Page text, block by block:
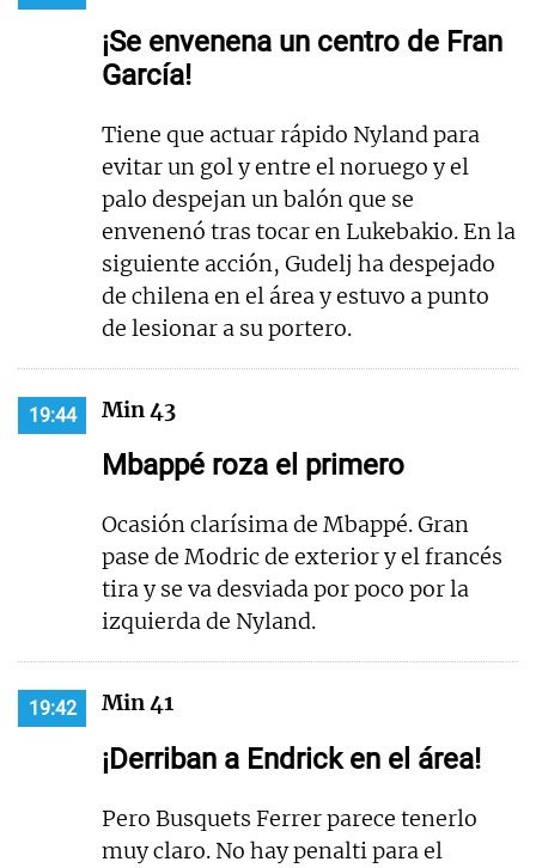
¡Se envenena un centro de Fran
García!
Tiene que actuar rápido Nyland para
evitar un gol y entre el noruego y el
palo despejan un balón que se
envenenó tras tocar en Lukebakio. En la
siguiente acción, Gudelj ha despejado
de chilena en el área y estuvo a punto
de lesionar a su portero.
19:44 Min 43
Mbappé roza el primero
Ocasión clarísima de Mbappé. Gran
pase de Modric de exterior y el francés
tira y se va desviada por poco por la
izquierda de Nyland.
19:42 Min 41
¡Derriban a Endrick en el área!
Pero Busquets Ferrer parece tenerlo
muy claro. No hay penalti para el